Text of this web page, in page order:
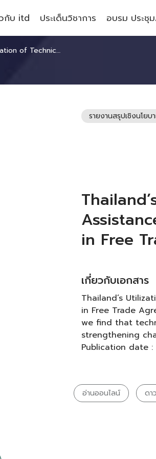
กับ itd ประเด็นวิชาการ อบรม ประชุ
Chapters in Free Trade Agreements
รายงานสรุปเชิงนโยบ
in Free
เกี่ยวกับเอกสาร
Thailand’s
in Free Trade
we find that
strengthening
Publication date :
อ่านออนไลน์ ดา